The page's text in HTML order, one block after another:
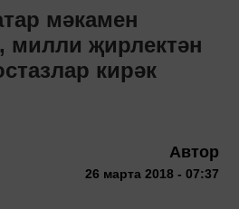
мәкамен
милли җирлектән
кирәк
Автор
26 марта 2018 - 07:37